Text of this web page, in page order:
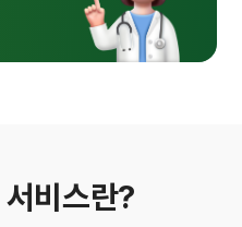
서비스란?